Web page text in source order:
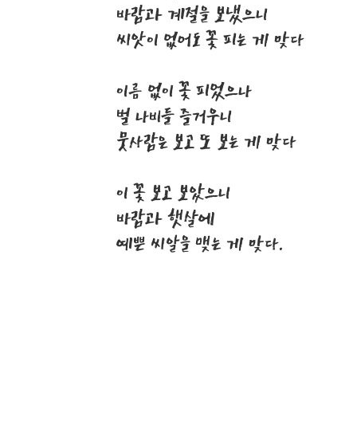
바람과 계절을 보냈으니
씨앗이 없어도 꽃 피는 게 맞다
이름 없이 꽃 피었으나
벌 나비들 즐거우니
뭇사람은 보고 또 보는 게 맞다
이 꽃 보고 보았으니
바람과 햇살에
예쁜 씨알을 맺는 게 맞다.